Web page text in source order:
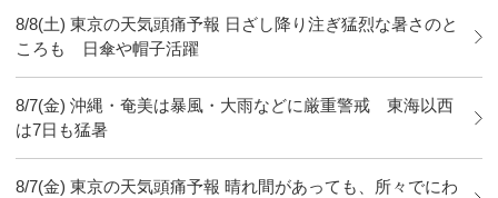
8/8(土) 東京の天気頭痛予報 日ざし降り注ぎ猛烈な暑さのと
ころも 日傘や帽子活躍
8/7(金) 沖縄・奄美は暴風・大雨などに厳重警戒 東海以西
は7日も猛暑
8/7(金) 東京の天気頭痛予報 晴れ間があっても、所々でにわ